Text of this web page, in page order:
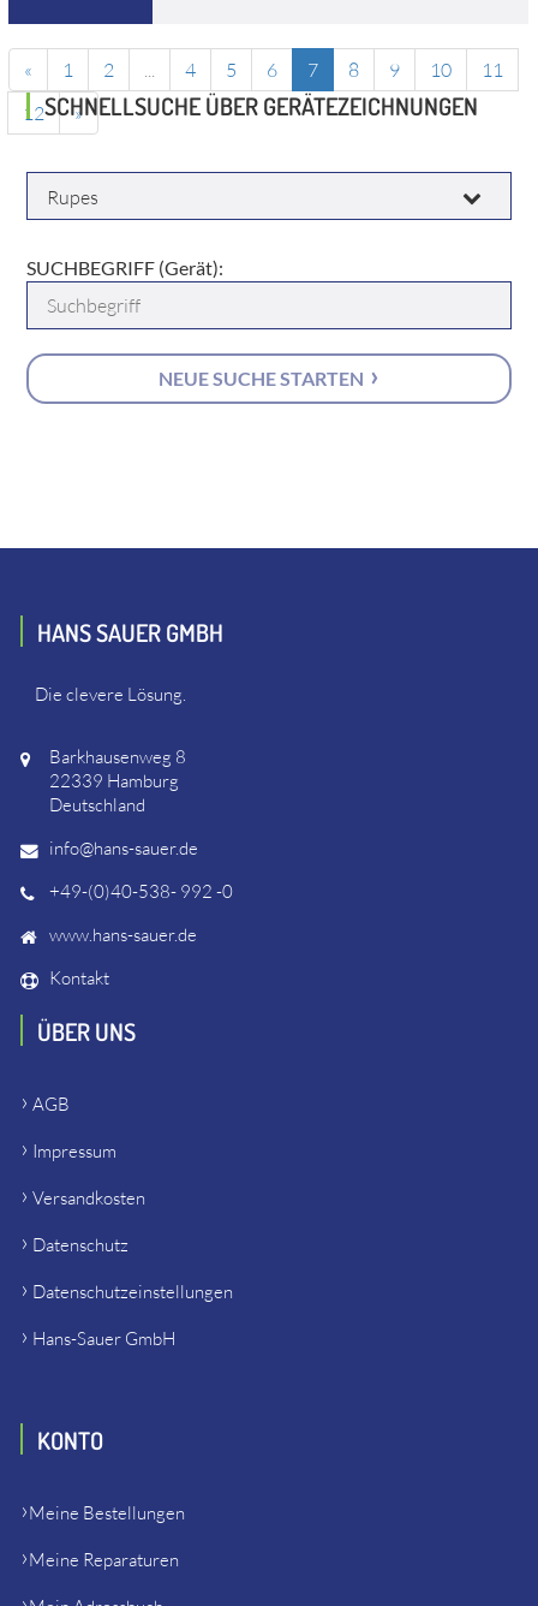
« 1 2 ... 4 5 6 7 8 9 10
11
12
»
SCHNELLSUCHE ÜBER GERÄTEZEICHNUNGEN
HERSTELLER:
SUCHBEGRIFF (Gerät):
NEUE SUCHE STARTEN
HANS SAUER GMBH
Die clevere Lösung.
Barkhausenweg 8
22339 Hamburg
Deutschland
info@hans-sauer.de
+49-(0)40-538- 992 -0
www.hans-sauer.de
Kontakt
ÜBER UNS
AGB
Impressum
Versandkosten
Datenschutz
Datenschutzeinstellungen
Hans-Sauer GmbH
KONTO
Meine Bestellungen
Meine Reparaturen